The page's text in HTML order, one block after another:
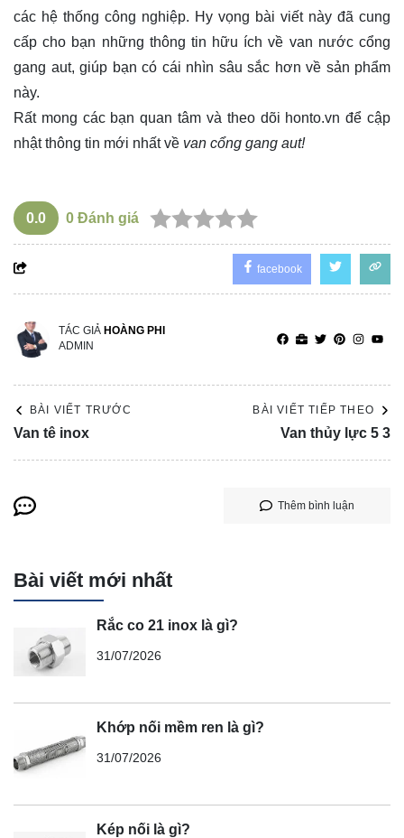
các hệ thống công nghiệp. Hy vọng bài viết này đã cung
cấp cho bạn những thông tin hữu ích về van nước cổng
gang aut, giúp bạn có cái nhìn sâu sắc hơn về sản phẩm
này.
Rất mong các bạn quan tâm và theo dõi honto.vn để cập
nhật thông tin mới nhất về van cổng gang aut!
0.0 0 Đánh giá
facebook
TÁC GIẢ HOÀNG PHI
ADMIN
BÀI VIẾT TRƯỚC
Van tê inox
BÀI VIẾT TIẾP THEO
Van thủy lực 5 3
Thêm bình luận
Bài viết mới nhất
Rắc co 21 inox là gì?
31/07/2026
Khớp nối mềm ren là gì?
31/07/2026
Kép nối là gì?